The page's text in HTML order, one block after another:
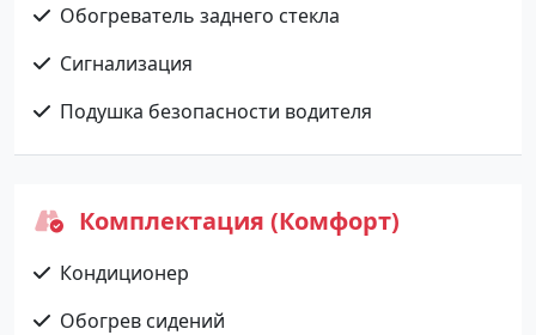
Обогреватель заднего стекла
Сигнализация
Подушка безопасности водителя
Комплектация (Комфорт)
Кондиционер
Обогрев сидений